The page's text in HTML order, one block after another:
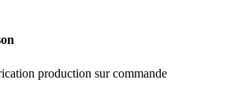
production sur commande